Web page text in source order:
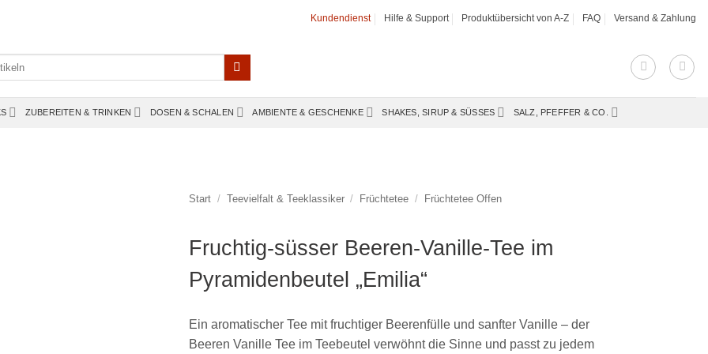
Kundendienst Hilfe & Support Produktübersicht von A-Z FAQ Versand & Zahlung
ZUBEREITEN & TRINKEN DOSEN & SCHALEN AMBIENTE & GESCHENKE SHAKES, SIRUP & SÜSSES SALZ, PFEFFER & CO.
Start / Teevielfalt & Teeklassiker / Früchtetee / Früchtetee Offen
Fruchtig-süsser Beeren-Vanille-Tee im
Pyramidenbeutel „Emilia“
Ein aromatischer Tee mit fruchtiger Beerenfülle und sanfter Vanille – der
Beeren Vanille Tee im Teebeutel verwöhnt die Sinne und passt zu jedem